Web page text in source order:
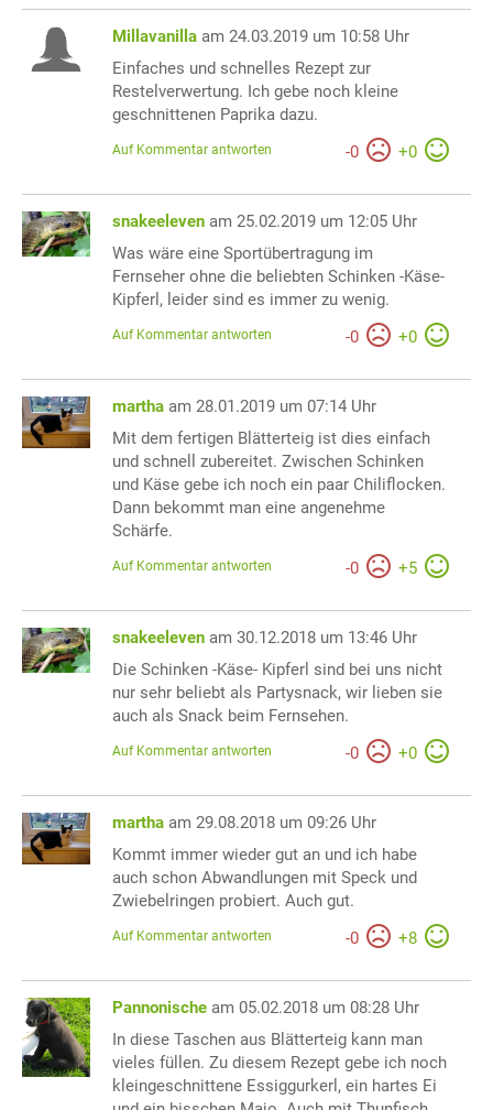
Millavanilla am 24.03.2019 um 10:58 Uhr
Einfaches und schnelles Rezept zur
Restelverwertung. Ich gebe noch kleine
geschnittenen Paprika dazu.
-0 +0
Auf Kommentar antworten
snakeeleven am 25.02.2019 um 12:05 Uhr
Was wäre eine Sportübertragung im
Fernseher ohne die beliebten Schinken -Käse-
Kipferl, leider sind es immer zu wenig.
-0 +0
Auf Kommentar antworten
martha am 28.01.2019 um 07:14 Uhr
Mit dem fertigen Blätterteig ist dies einfach
und schnell zubereitet. Zwischen Schinken
und Käse gebe ich noch ein paar Chiliflocken.
Dann bekommt man eine angenehme
Schärfe.
-0 +5
Auf Kommentar antworten
snakeeleven am 30.12.2018 um 13:46 Uhr
Die Schinken -Käse- Kipferl sind bei uns nicht
nur sehr beliebt als Partysnack, wir lieben sie
auch als Snack beim Fernsehen.
-0 +0
Auf Kommentar antworten
martha am 29.08.2018 um 09:26 Uhr
Kommt immer wieder gut an und ich habe
auch schon Abwandlungen mit Speck und
Zwiebelringen probiert. Auch gut.
-0 +8
Auf Kommentar antworten
Pannonische am 05.02.2018 um 08:28 Uhr
In diese Taschen aus Blätterteig kann man
vieles füllen. Zu diesem Rezept gebe ich noch
kleingeschnittene Essiggurkerl, ein hartes Ei